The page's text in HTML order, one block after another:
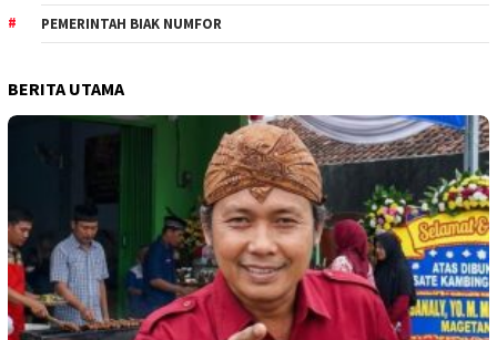
PEMERINTAH BIAK NUMFOR
BERITA UTAMA